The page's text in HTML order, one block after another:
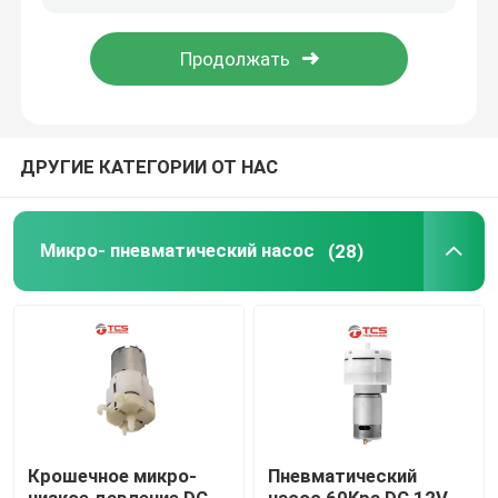
Случаи
Блог
ДРУГИЕ КАТЕГОРИИ ОТ НАС
Микро- пневматический насос (28)
Крошечное микро-
Пневматический